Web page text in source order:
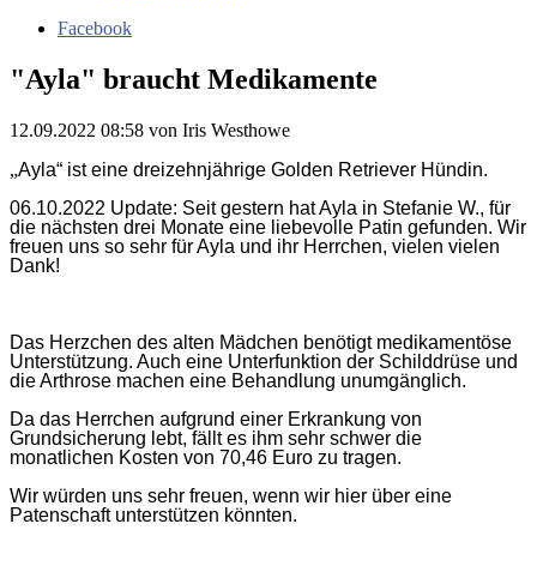
Facebook
"Ayla" braucht Medikamente
12.09.2022 08:58 von Iris Westhowe
„Ayla“ ist eine dreizehnjährige Golden Retriever Hündin.
06.10.2022 Update: Seit gestern hat Ayla in Stefanie W., für
die nächsten drei Monate eine liebevolle Patin gefunden. Wir
freuen uns so sehr für Ayla und ihr Herrchen, vielen vielen
Dank!
Das Herzchen des alten Mädchen benötigt medikamentöse
Unterstützung. Auch eine Unterfunktion der Schilddrüse und
die Arthrose machen eine Behandlung unumgänglich.
Da das Herrchen aufgrund einer Erkrankung von
Grundsicherung lebt, fällt es ihm sehr schwer die
monatlichen Kosten von 70,46 Euro zu tragen.
Wir würden uns sehr freuen, wenn wir hier über eine
Patenschaft unterstützen könnten.